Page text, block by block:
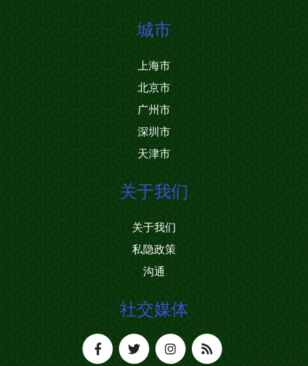
城市
上海市
北京市
广州市
深圳市
天津市
关于我们
关于我们
私隐政策
沟通
社交媒体